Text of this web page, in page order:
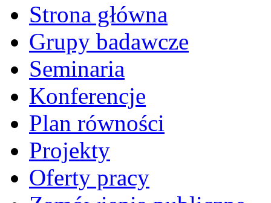
Strona główna
Grupy badawcze
Seminaria
Konferencje
Plan równości
Projekty
Oferty pracy